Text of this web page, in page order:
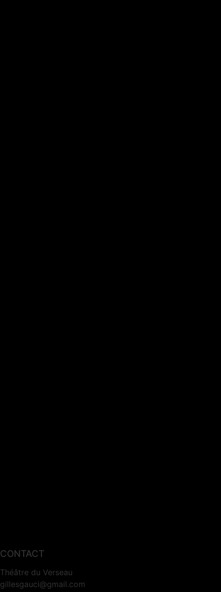
CONTACT
Théâtre du Verseau
gillesgauci@gmail.com